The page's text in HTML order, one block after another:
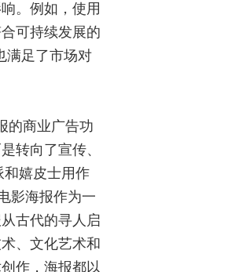
。例如，使用
可持续发展的
满足了市场对
的商业广告功
转向了宣传、
嬉皮士用作
影海报作为一
古代的寻人启
、文化艺术和
作，海报都以